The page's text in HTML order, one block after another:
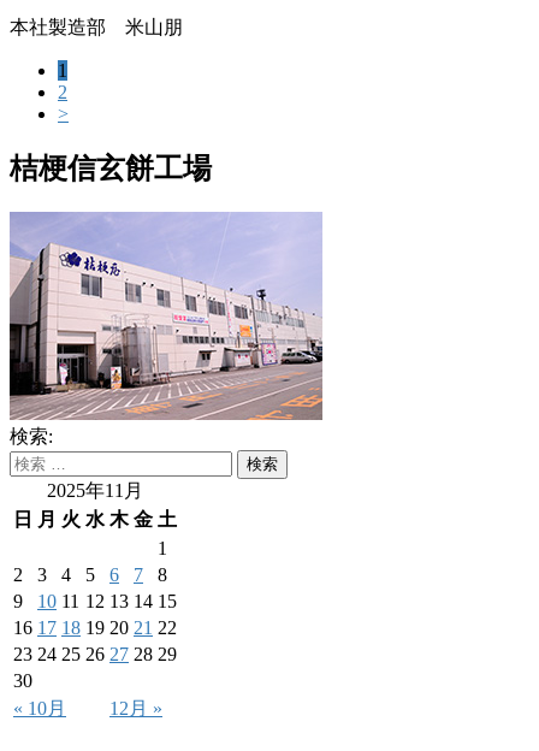
本社製造部 米山朋
1
2
>
桔梗信玄餅工場
検索:
2025年11月
日
月 火 水 木 金 土
« 10月 12月 »
1
2
3 4 5 6 7
8
9
10 11 12 13 14 15
16 17 18 19 20 21 22
23 24 25 26 27 28 29
30